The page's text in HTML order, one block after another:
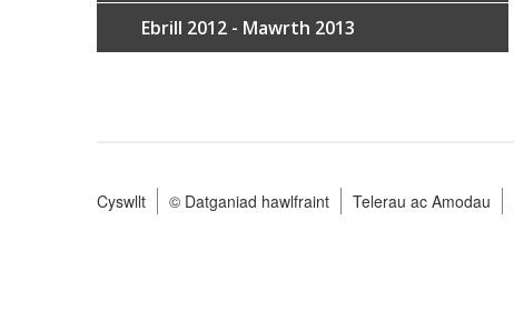
Ebrill 2012 - Mawrth 2013
Footer
Cyswllt © Datganiad hawlfraint Telerau ac Amodau